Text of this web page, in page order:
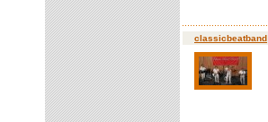
classicbeatband